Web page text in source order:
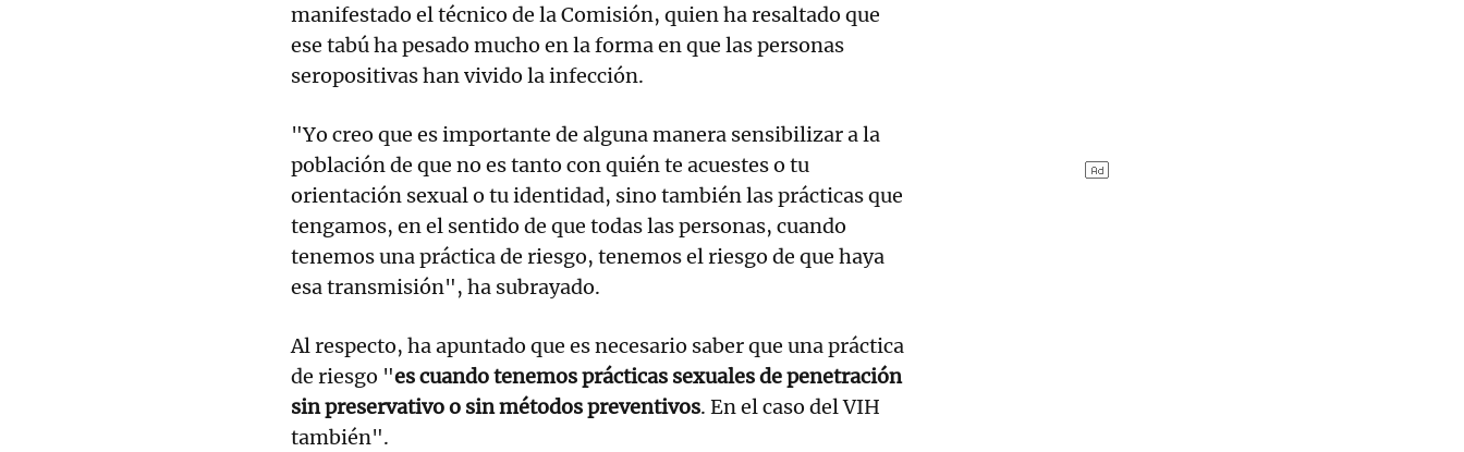
manifestado el técnico de la Comisión, quien ha resaltado que
ese tabú ha pesado mucho en la forma en que las personas
seropositivas han vivido la infección.
"Yo creo que es importante de alguna manera sensibilizar a la
población de que no es tanto con quién te acuestes o tu
orientación sexual o tu identidad, sino también las prácticas que
tengamos, en el sentido de que todas las personas, cuando
tenemos una práctica de riesgo, tenemos el riesgo de que haya
esa transmisión", ha subrayado.
Al respecto, ha apuntado que es necesario saber que una práctica
de riesgo "es cuando tenemos prácticas sexuales de penetración
sin preservativo o sin métodos preventivos. En el caso del VIH
también".